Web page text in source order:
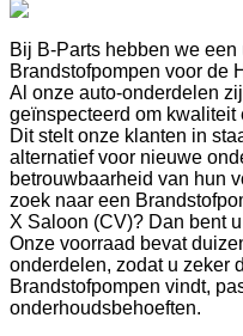
Bij B-Parts hebben we
Brandstofpompen voor de
Al onze auto-onderdelen
geïnspecteerd om kwaliteit
Dit stelt onze klanten in
alternatief voor nieuwe
betrouwbaarheid van hun
zoek naar een
X Saloon (CV)? Dan bent
Onze voorraad bevat
onderdelen, zodat u zeker
Brandstofpompen vindt,
onderhoudsbehoeften.